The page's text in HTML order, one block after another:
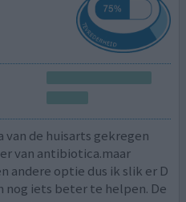
de huisarts gekregen
van antibiotica.maar
andere optie dus ik slik er D
nog iets beter te helpen. De